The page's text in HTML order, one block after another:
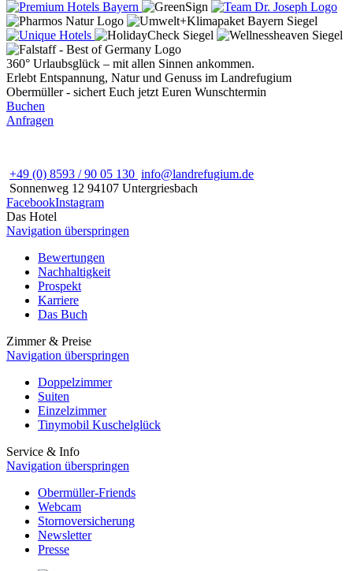
360° Urlaubsglück – mit allen Sinnen ankommen.
Erlebt Entspannung, Natur und Genuss im Landrefugium
Obermüller - sichert Euch jetzt Euren Wunschtermin
Buchen
Anfragen
+49 (0) 8593 / 90 05 130 info@landrefugium.de
Sonnenweg 12 94107 Untergriesbach
FacebookInstagram
Das Hotel
Navigation überspringen
Bewertungen
Nachhaltigkeit
Prospekt
Karriere
Das Buch
Zimmer & Preise
Navigation überspringen
Doppelzimmer
Suiten
Einzelzimmer
Tinymobil Kuschelglück
Service & Info
Navigation überspringen
Obermüller-Friends
Webcam
Stornoversicherung
Newsletter
Presse